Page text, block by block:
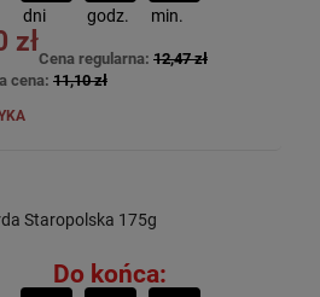
dni
godz.
min.
zł
Cena regularna: 12,47 zł
cena: 11,10 zł
Staropolska 175g
Do końca: